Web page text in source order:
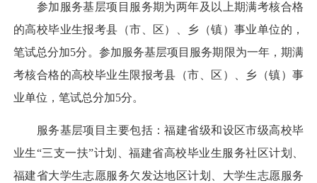
参加服务基层项目服务期为两年及以上期满考核合格
的高校毕业生报考县（市、区）、乡（镇）事业单位的，
笔试总分加5分。参加服务基层项目服务期限为一年，期满
考核合格的高校毕业生限报考县（市、区）、乡（镇）事
业单位，笔试总分加5分。
服务基层项目主要包括：福建省级和设区市级高校毕
业生“三支一扶”计划、福建省高校毕业生服务社区计划、
福建省大学生志愿服务欠发达地区计划、大学生志愿服务